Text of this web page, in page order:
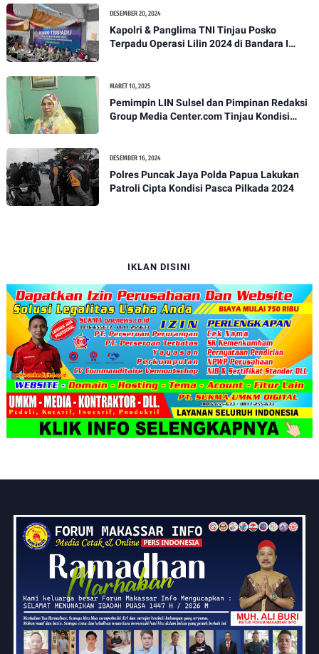
DESEMBER 20, 2024
Kapolri & Panglima TNI Tinjau Posko
Terpadu Operasi Lilin 2024 di Bandara I
MARET 10, 2025
Pemimpin LIN Sulsel dan Pimpinan Redaksi
Group Media Center.com Tinjau Kondisi
DESEMBER 16, 2024
Polres Puncak Jaya Polda Papua Lakukan
Patroli Cipta Kondisi Pasca Pilkada 2024
IKLAN DISINI